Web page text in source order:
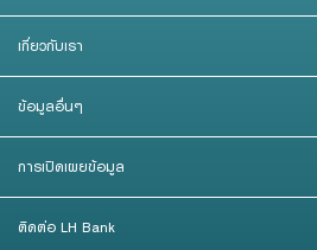
เกี่ยวกับเรา
ข้อมูลอื่นๆ
การเปิดเผยข้อมูล
ติดต่อ LH Bank